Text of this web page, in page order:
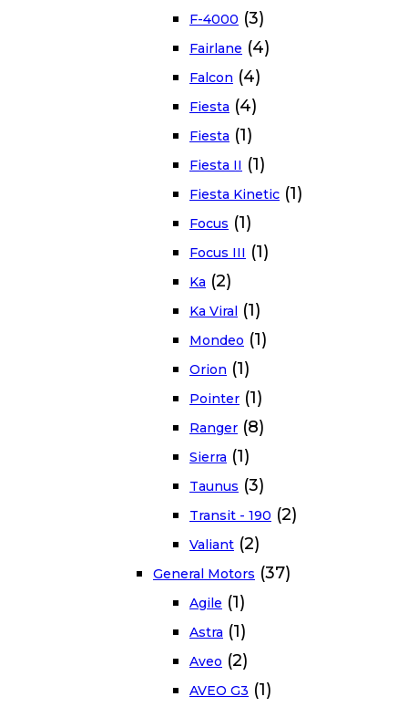
F-4000 (3)
Fairlane (4)
Falcon (4)
Fiesta (4)
Fiesta (1)
Fiesta II (1)
Fiesta Kinetic (1)
Focus (1)
Focus III (1)
Ka (2)
Ka Viral (1)
Mondeo (1)
Orion (1)
Pointer (1)
Ranger (8)
Sierra (1)
Taunus (3)
Transit - 190 (2)
Valiant (2)
General Motors (37)
Agile (1)
Astra (1)
Aveo (2)
AVEO G3 (1)